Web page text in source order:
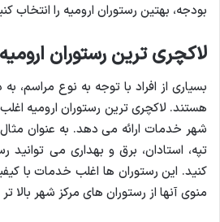
بودجه، بهتین رستوران ارومیه را انتخاب
لاکچری ترین رستوران ارومیه
بسیاری از افراد با توجه به نوع مراسم،
هستند. لاکچری ترین رستوران ارومیه
شهر خدمات ارائه می دهد. به عنوان
تپه، استادان، برق و بهداری می توانید
کنید. این رستوران ها اغلب خدمات با
منوی آنها از رستوران های مرکز شهر بالا